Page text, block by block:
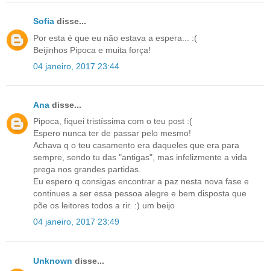
Sofia disse...
Por esta é que eu não estava a espera... :(
Beijinhos Pipoca e muita força!
04 janeiro, 2017 23:44
Ana disse...
Pipoca, fiquei tristíssima com o teu post :(
Espero nunca ter de passar pelo mesmo!
Achava q o teu casamento era daqueles que era para
sempre, sendo tu das "antigas", mas infelizmente a vida
prega nos grandes partidas.
Eu espero q consigas encontrar a paz nesta nova fase e
continues a ser essa pessoa alegre e bem disposta que
põe os leitores todos a rir. :) um beijo
04 janeiro, 2017 23:49
Unknown disse...